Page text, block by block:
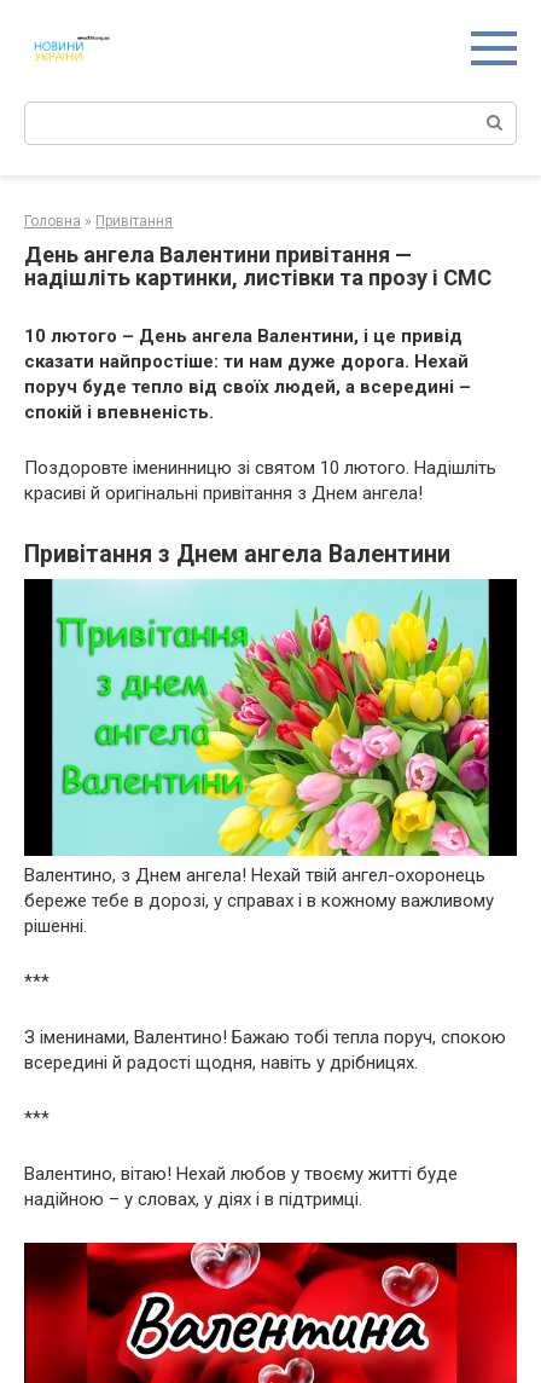
контенту
Поиск:
Головна » Привітання
День ангела Валентини привітання —
надішліть картинки, листівки та прозу і СМС
10 лютого – День ангела Валентини, і це привід
сказати найпростіше: ти нам дуже дорога. Нехай
поруч буде тепло від своїх людей, а всередині –
спокій і впевненість.
Поздоровте іменинницю зі святом 10 лютого. Надішліть
красиві й оригінальні привітання з Днем ангела!
Привітання з Днем ангела Валентини
Валентино, з Днем ангела! Нехай твій ангел-охоронець
береже тебе в дорозі, у справах і в кожному важливому
рішенні.
***
З іменинами, Валентино! Бажаю тобі тепла поруч, спокою
всередині й радості щодня, навіть у дрібницях.
***
Валентино, вітаю! Нехай любов у твоєму житті буде
надійною – у словах, у діях і в підтримці.